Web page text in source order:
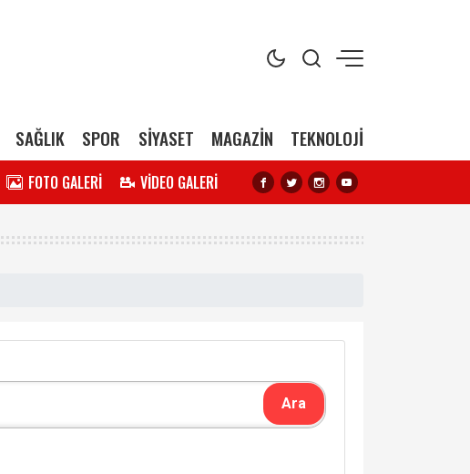
SAĞLIK SPOR SİYASET MAGAZİN TEKNOLOJİ
FOTO GALERİ VİDEO GALERİ